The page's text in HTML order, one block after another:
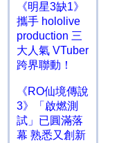
《明星3缺1》
攜手 hololive
production 三
大人氣 VTuber
跨界聯動！
《RO仙境傳說
3》「啟燃測
試」已圓滿落
幕 熟悉又創新